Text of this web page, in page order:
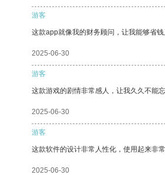
游客
这款app就像我的财务顾问，让我能够省钱
2025-06-30
游客
这款游戏的剧情非常感人，让我久久不能忘
2025-06-30
游客
这款软件的设计非常人性化，使用起来非常
2025-06-30